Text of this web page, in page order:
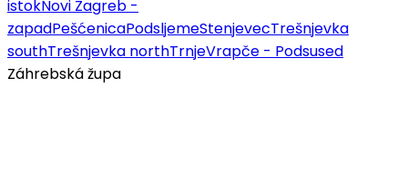
istokNovi Zagreb -
zapadPešćenicaPodsljemeStenjevecTrešnjevka
southTrešnjevka northTrnjeVrapče - Podsused
Záhrebská župa